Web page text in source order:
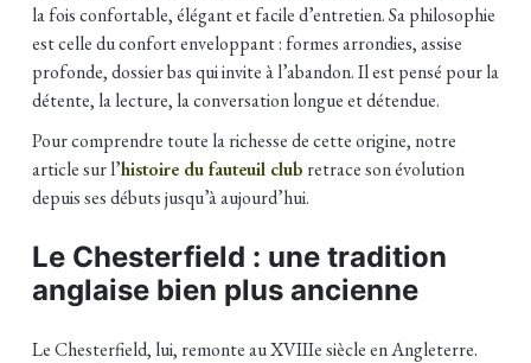
la fois confortable, élégant et facile d’entretien. Sa philosophie
est celle du confort enveloppant : formes arrondies, assise
profonde, dossier bas qui invite à l’abandon. Il est pensé pour la
détente, la lecture, la conversation longue et détendue.
Pour comprendre toute la richesse de cette origine, notre
article sur l’histoire du fauteuil club retrace son évolution
depuis ses débuts jusqu’à aujourd’hui.
Le Chesterfield : une tradition
anglaise bien plus ancienne
Le Chesterfield, lui, remonte au XVIIIe siècle en Angleterre.